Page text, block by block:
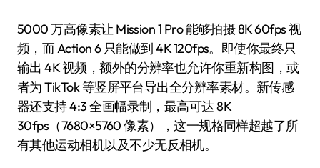
5000 万高像素让 Mission 1 Pro 能够拍摄 8K 60fps 视
频，而 Action 6 只能做到 4K 120fps。即使你最终只
输出 4K 视频，额外的分辨率也允许你重新构图，或
者为 TikTok 等竖屏平台导出全分辨率素材。新传感
器还支持 4:3 全画幅录制，最高可达 8K
30fps（7680×5760 像素），这一规格同样超越了所
有其他运动相机以及不少无反相机。